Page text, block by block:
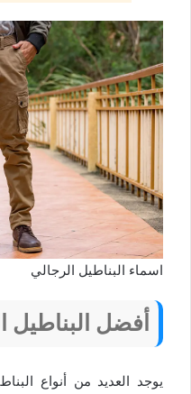
اسماء البناطيل الرجالي
أفضل البناطيل
يوجد العديد من أنواع